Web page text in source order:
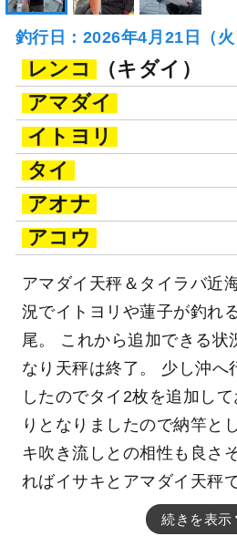
釣行日：2026年4月21日（火
レンコ
（キダイ）
アマダイ
イトヨリ
タイ
アオナ
アコウ
アマダイ天秤＆タイラバ近
況でイトヨリや蓮子が釣れ
尾。 これから追加できる状
なり天秤は終了。 少し沖へ
したのでタイ2枚を追加し
りとなりましたので納竿と
キ吹き流しとの相性も良さ
ればイサキとアマダイ天秤
続きを表示